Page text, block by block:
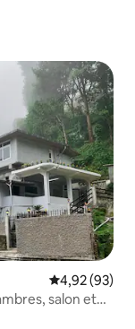
Évaluation
4,92 (93)
salon et